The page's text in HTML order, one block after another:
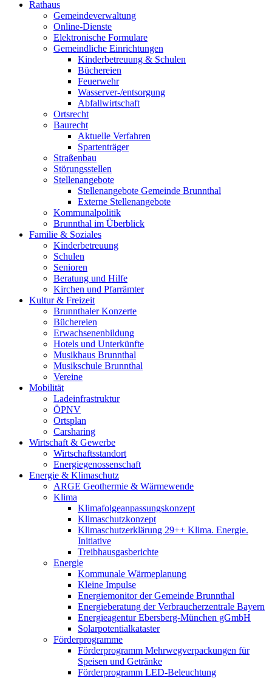
Rathaus
Gemeindeverwaltung
Online-Dienste
Elektronische Formulare
Gemeindliche Einrichtungen
Kinderbetreuung & Schulen
Büchereien
Feuerwehr
Wasserver-/entsorgung
Abfallwirtschaft
Ortsrecht
Baurecht
Aktuelle Verfahren
Spartenträger
Straßenbau
Störungsstellen
Stellenangebote
Stellenangebote Gemeinde Brunnthal
Externe Stellenangebote
Kommunalpolitik
Brunnthal im Überblick
Familie & Soziales
Kinderbetreuung
Schulen
Senioren
Beratung und Hilfe
Kirchen und Pfarrämter
Kultur & Freizeit
Brunnthaler Konzerte
Büchereien
Erwachsenenbildung
Hotels und Unterkünfte
Musikhaus Brunnthal
Musikschule Brunnthal
Vereine
Mobilität
Ladeinfrastruktur
ÖPNV
Ortsplan
Carsharing
Wirtschaft & Gewerbe
Wirtschaftsstandort
Energiegenossenschaft
Energie & Klimaschutz
ARGE Geothermie & Wärmewende
Klima
Klimafolgeanpassungskonzept
Klimaschutzkonzept
Klimaschutzerklärung 29++ Klima. Energie.
Initiative
Treibhausgasberichte
Energie
Kommunale Wärmeplanung
Kleine Impulse
Energiemonitor der Gemeinde Brunnthal
Energieberatung der Verbraucherzentrale Bayern
Energieagentur Ebersberg-München gGmbH
Solarpotentialkataster
Förderprogramme
Förderprogramm Mehrwegverpackungen für
Speisen und Getränke
Förderprogramm LED-Beleuchtung